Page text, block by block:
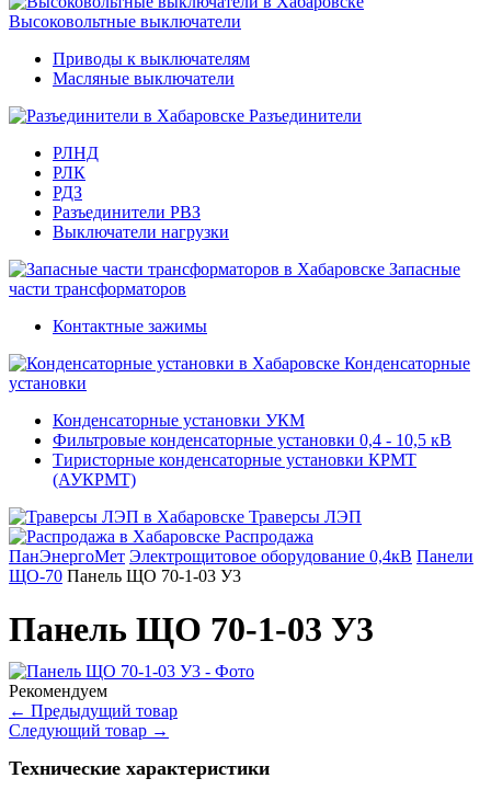
Высоковольтные выключатели
Приводы к выключателям
Масляные выключатели
Разъединители
РЛНД
РЛК
РДЗ
Разъединители РВЗ
Выключатели нагрузки
Запасные
части трансформаторов
Контактные зажимы
Конденсаторные
установки
Конденсаторные установки УКМ
Фильтровые конденсаторные установки 0,4 - 10,5 кВ
Тиристорные конденсаторные установки КРМТ
(АУКРМТ)
Траверсы ЛЭП
Распродажа
ПанЭнергоМет Электрощитовое оборудование 0,4кВ Панели
ЩО-70 Панель ЩО 70-1-03 У3
Панель ЩО 70-1-03 У3
Рекомендуем
← Предыдущий товар
Следующий товар →
Технические характеристики